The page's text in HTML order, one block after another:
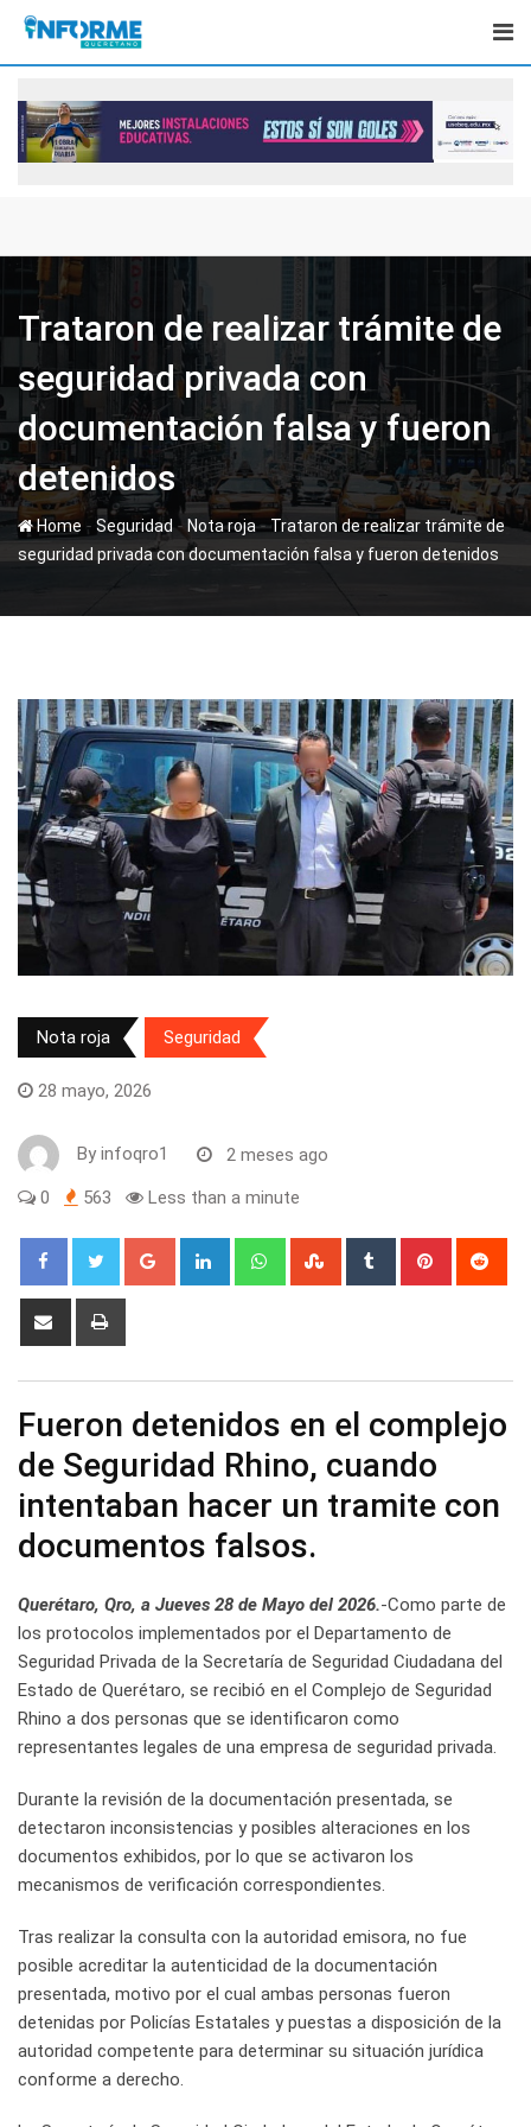
Skip
content
Trataron de realizar trámite de
seguridad privada con
documentación falsa y fueron
detenidos
Home - Seguridad- Nota roja-Trataron de realizar trámite de
seguridad privada con documentación falsa y fueron detenidos
Nota roja Seguridad
28 mayo, 2026
By infoqro1 2 meses ago
0 563 Less than a minute
Google+ LinkedIn WhatsappStumbleUpon
Tumblr Pinterest
Share
Fueron detenidos en el complejo
de Seguridad Rhino, cuando
intentaban hacer un tramite con
documentos falsos.
Querétaro, Qro, a Jueves 28 de Mayo del 2026.-Como parte de
los protocolos implementados por el Departamento de
Seguridad Privada de la Secretaría de Seguridad Ciudadana del
Estado de Querétaro, se recibió en el Complejo de Seguridad
Rhino a dos personas que se identificaron como
representantes legales de una empresa de seguridad privada.
Durante la revisión de la documentación presentada, se
detectaron inconsistencias y posibles alteraciones en los
documentos exhibidos, por lo que se activaron los
mecanismos de verificación correspondientes.
Tras realizar la consulta con la autoridad emisora, no fue
posible acreditar la autenticidad de la documentación
presentada, motivo por el cual ambas personas fueron
detenidas por Policías Estatales y puestas a disposición de la
autoridad competente para determinar su situación jurídica
conforme a derecho.